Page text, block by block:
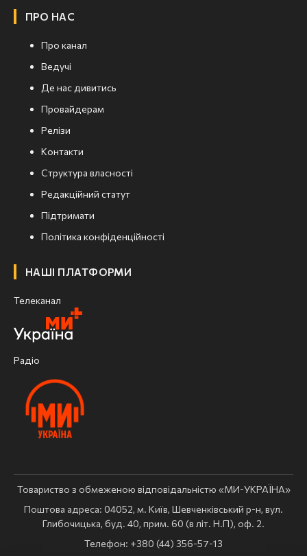
ПРО НАС
Про канал
Ведучі
Де нас дивитись
Провайдерам
Релізи
Контакти
Структура власності
Редакційний статут
Підтримати
Політика конфіденційності
НАШІ ПЛАТФОРМИ
Телеканал
Радіо
Товариство з обмеженою відповідальністю «МИ-УКРАЇНА»
Поштова адреса: 04052, м. Київ, Шевченківський р-н, вул.
Глибочицька, буд. 40, прим. 60 (в літ. Н.П), оф. 2.
Телефон: +380 (44) 356-57-13